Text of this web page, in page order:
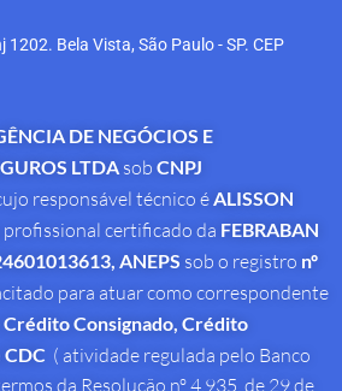
1202. Bela Vista, São Paulo - SP. CEP
DE NEGÓCIOS E
LTDA sob CNPJ
responsável técnico é ALISSON
profissional certificado da FEBRABAN
ANEPS sob o registro nº
para atuar como correspondente
Crédito Consignado, Crédito
( atividade regulada pelo Banco
da Resolução nº 4.935, de 29 de